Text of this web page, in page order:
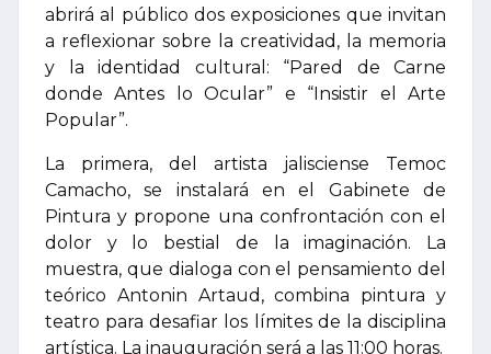
abrirá al público dos exposiciones que invitan
a reflexionar sobre la creatividad, la memoria
y la identidad cultural: “Pared de Carne
donde Antes lo Ocular” e “Insistir el Arte
Popular”.
La primera, del artista jalisciense Temoc
Camacho, se instalará en el Gabinete de
Pintura y propone una confrontación con el
dolor y lo bestial de la imaginación. La
muestra, que dialoga con el pensamiento del
teórico Antonin Artaud, combina pintura y
teatro para desafiar los límites de la disciplina
artística. La inauguración será a las 11:00 horas.